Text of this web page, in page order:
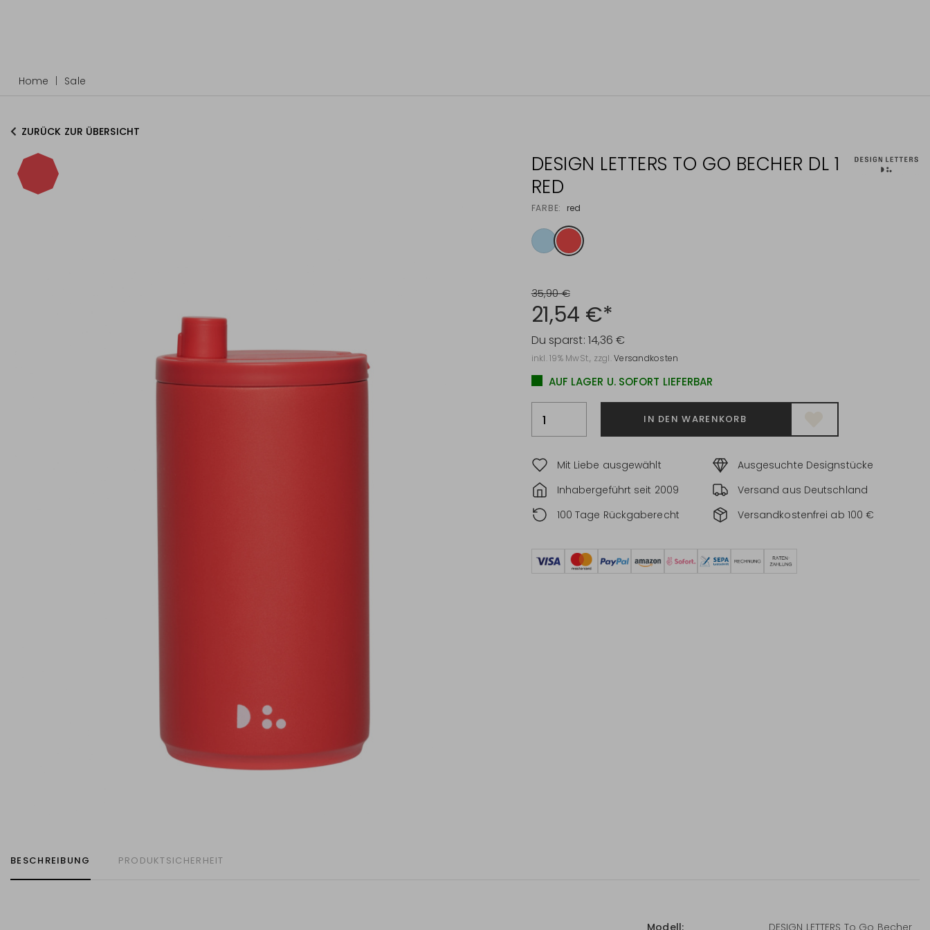
Home Sale
ZURÜCK ZUR ÜBERSICHT
DESIGN LETTERS TO GO BECHER DL 1
RED
FARBE: red
35,90 €
21,54 €*
Du sparst: 14,36 €
inkl. 19% MwSt., zzgl.Versandkosten
AUF LAGER U. SOFORT LIEFERBAR
IN DEN WARENKORB
Mit Liebe ausgewählt
Ausgesuchte Designstücke
Inhabergeführt seit 2009
Versand aus Deutschland
100 Tage Rückgaberecht
Versandkostenfrei ab 100 €
BESCHREIBUNG PRODUKTSICHERHEIT
Modell:
DESIGN LETTERS To Go Becher